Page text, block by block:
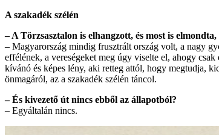
A szakadék szélén
– A Törzsasztalon is elhangzott, és most is
– Magyarország mindig frusztrált ország volt, a nagy
effélének, a vereségeket meg úgy viselte el, ahogy
kívánó és képes lény, aki retteg attól, hogy megtudja,
önmagáról, az a szakadék szélén táncol.
– És kivezető út nincs ebből az állapotból?
– Egyáltalán nincs.